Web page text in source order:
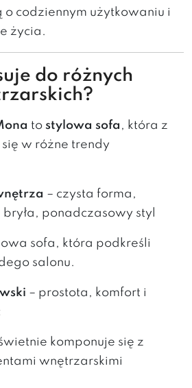
o codziennym użytkowaniu i
życia.
do różnych
to stylowa sofa , która z
w różne trendy
– czysta forma,
ponadczasowy styl
sofa, która podkreśli
salonu.
– prostota, komfort i
komponuje się z
wnętrzarskimi